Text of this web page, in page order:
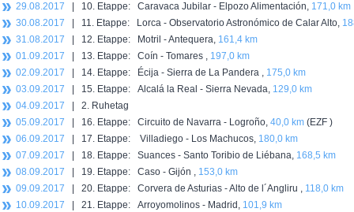
29.08.2017 | 10. Etappe: Caravaca Jubilar - Elpozo Alimentación, 171,0 km
30.08.2017 | 11. Etappe: Lorca - Observatorio Astronómico de Calar Alto,
31.08.2017 | 12. Etappe: Motril - Antequera, 161,4 km
01.09.2017 | 13. Etappe: Coín - Tomares , 197,0 km
02.09.2017 | 14. Etappe: Écija - Sierra de La Pandera , 175,0 km
03.09.2017 | 15. Etappe: Alcalá la Real - Sierra Nevada, 129,0 km
04.09.2017 | 2. Ruhetag
05.09.2017 | 16. Etappe: Circuito de Navarra - Logroño, 40,0 km (EZF )
06.09.2017 | 17. Etappe: Villadiego - Los Machucos, 180,0 km
07.09.2017 | 18. Etappe: Suances - Santo Toribio de Liébana, 168,5 km
08.09.2017 | 19. Etappe: Caso - Gijón , 153,0 km
09.09.2017 | 20. Etappe: Corvera de Asturias - Alto de l´Angliru , 118,0 km
10.09.2017 | 21. Etappe: Arroyomolinos - Madrid, 101,9 km